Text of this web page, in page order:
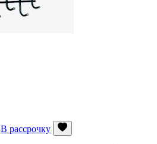
В рассрочку